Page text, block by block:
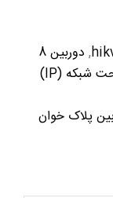
,
دوربین 8
دوربین مداربسته تحت شبکه (IP)
پلاک خوان